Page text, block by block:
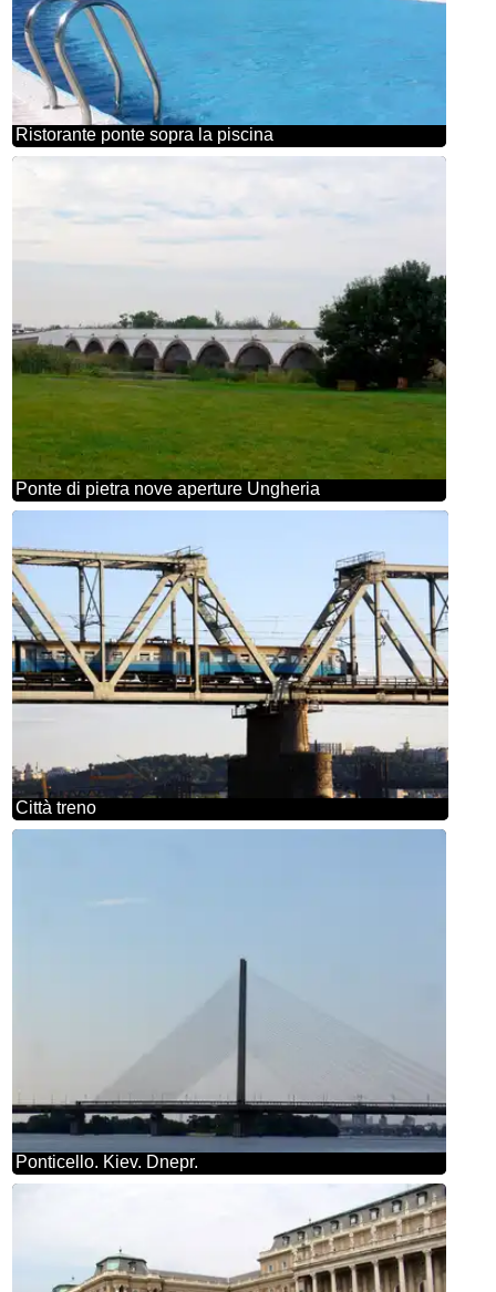
Ristorante ponte sopra la piscina
Ponte di pietra nove aperture Ungheria
Città treno
Ponticello. Kiev. Dnepr.